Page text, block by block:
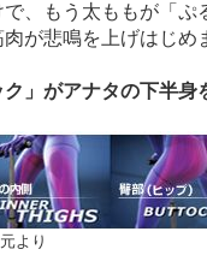
で、もう太ももが「
が悲鳴を上げはじめ
」がアナタの下半
より